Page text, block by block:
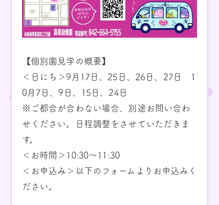
【個別園見学の概要】
＜日にち＞9月17日、25日、26日、27日 1
0月7日、9日、15日、24日
※ご都合が合わない場合、別途お問い合わ
せください。日程調整をさせていただきま
す。
＜お時間＞10:30～11:30
＜お申込み＞以下のフォームよりお申込みく
ださい。